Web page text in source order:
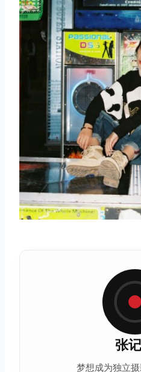
张
梦想成为独立